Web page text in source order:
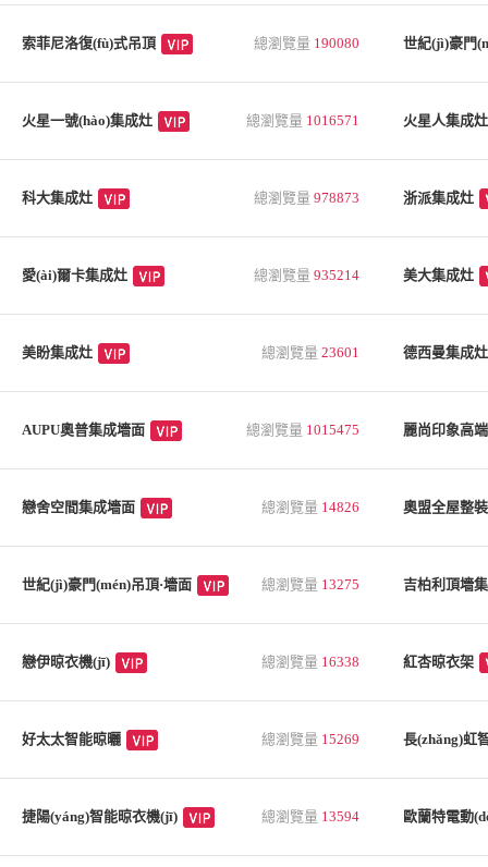
索菲尼洛復(fù)式吊頂 總瀏覽量 190080 世紀(jì)豪門
火星一號(hào)集成灶 總瀏覽量 1016571 火星人集成灶
科大集成灶 總瀏覽量 978873 浙派集成灶
愛(ài)爾卡集成灶 總瀏覽量 935214 美大集成灶
美盼集成灶 總瀏覽量 23601 德西曼集成灶
AUPU奧普集成墻面 總瀏覽量 1015475 麗尚印象高
戀舍空間集成墻面 總瀏覽量 14826 奧盟全屋整裝
世紀(jì)豪門(mén)吊頂·墻面 總瀏覽量 13275 吉柏利頂墻
戀伊晾衣機(jī) 總瀏覽量 16338 紅杏晾衣架
好太太智能晾曬 總瀏覽量 15269 長(zhǎng)虹
捷陽(yáng)智能晾衣機(jī) 總瀏覽量 13594 歐蘭特電動